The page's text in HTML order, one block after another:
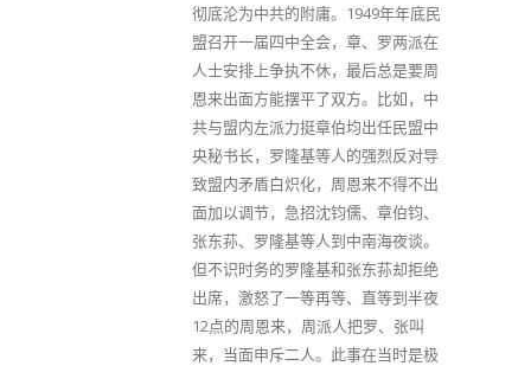
彻底沦为中共的附庸。1949年年底民
盟召开一届四中全会，章、罗两派在
人士安排上争执不休，最后总是要周
恩来出面方能摆平了双方。比如，中
共与盟内左派力挺章伯均出任民盟中
央秘书长，罗隆基等人的强烈反对导
致盟内矛盾白炽化，周恩来不得不出
面加以调节，急招沈钧儒、章伯钧、
张东荪、罗隆基等人到中南海夜谈。
但不识时务的罗隆基和张东荪却拒绝
出席，激怒了一等再等、直等到半夜
12点的周恩来，周派人把罗、张叫
来，当面申斥二人。此事在当时是极